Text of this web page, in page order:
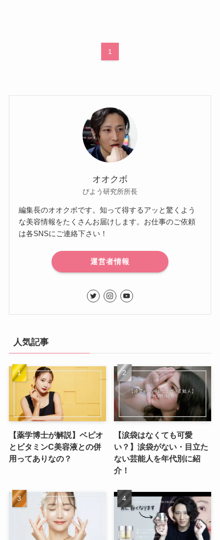
1
オオクボ
びよう研究所所長
編集長のオオクボです。知って得するアッと驚くよう
な美容情報をたくさんお届けします。お仕事のご依頼
は各SNSにご連絡下さい！
運営者情報
人気記事
【薬学博士が解説】ベピオ
とビタミンC美容液との併
用ってありなの？
【涙袋はなくても可愛
い？】涙袋がない・目立た
ない芸能人を年代別に紹
介！